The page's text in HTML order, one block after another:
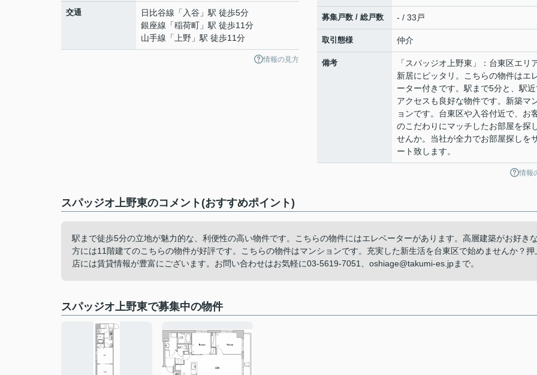
交通 日比谷線 「 入谷 」駅 徒歩5分
銀座線 「稲荷町 」駅 徒歩11分
山手線 「 上野 」駅 徒歩11分
情報の見方
募集戸数 / 総戸数 - / 33戸
取引態様 仲介
備考
「スパッジオ上野東」：台東区エリ
新居にピッタリ。こちらの物件はエ
ーター付きです。駅まで5分と、駅
アクセスも良好な物件です。新築マ
ョンです。台東区や入谷付近で、お
のこだわりにマッチしたお部屋を探
せんか。当社が全力でお部屋探しを
ート致します。
情報
スパッジオ上野東のコメント(おすすめポイント)
駅まで徒歩5分の立地が魅力的な、利便性の高い物件です。こちらの物件にはエレベーターがあります。高層建築がお好きな
方には11階建てのこちらの物件が好評です。こちらの物件はマンションです。充実した新生活を台東区で始めませんか？押
店には賃貸情報が豊富にございます。お問い合わせはお気軽に03-5619-7051、oshiage@takumi-es.jpまで。
スパッジオ上野東で募集中の物件